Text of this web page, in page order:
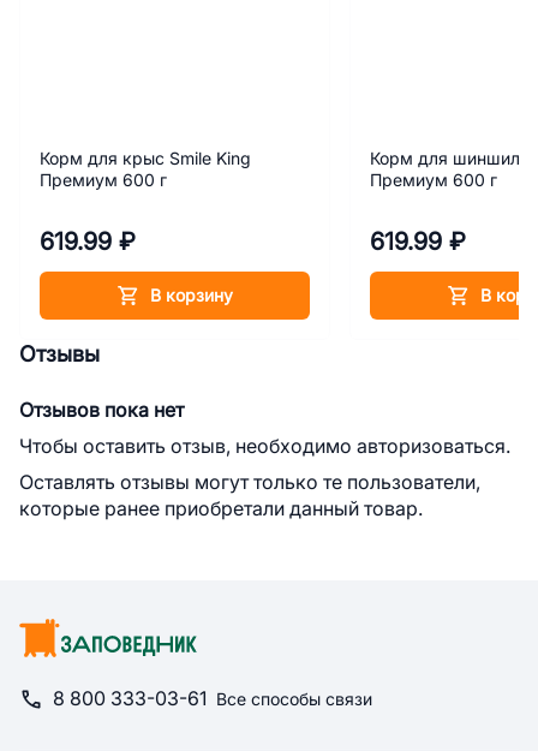
Корм для крыс Smile King
Премиум 600 г
619.99 ₽
В корзину
Корм для шиншилл
Премиум 600 г
619.99 ₽
В
Отзывы
Отзывов пока нет
Чтобы оставить отзыв, необходимо авторизоваться.
Оставлять отзывы могут только те пользователи,
которые ранее приобретали данный товар.
8 800 333-03-61 Все способы связи